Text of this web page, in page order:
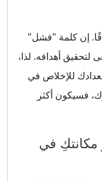
إن كلمة "فشل"
أهدافه. لذا،
للإخلاص في
فسيكون أكثر
مكانتكِ في